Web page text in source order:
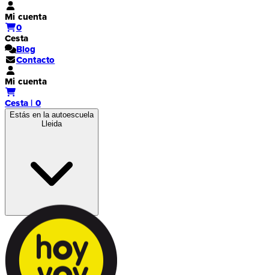
Mi cuenta
0
Cesta
Blog
Contacto
Mi cuenta
Cesta | 0
Estás en la autoescuela
Lleida